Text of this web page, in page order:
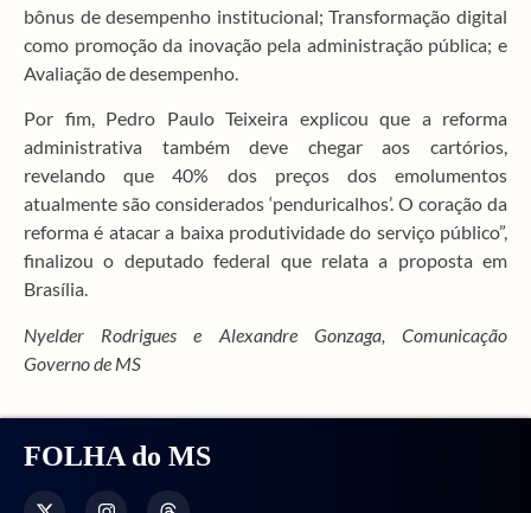
bônus de desempenho institucional; Transformação digital
como promoção da inovação pela administração pública; e
Avaliação de desempenho.
Por fim, Pedro Paulo Teixeira explicou que a reforma
administrativa também deve chegar aos cartórios,
revelando que 40% dos preços dos emolumentos
atualmente são considerados ‘penduricalhos’. O coração da
reforma é atacar a baixa produtividade do serviço público”,
finalizou o deputado federal que relata a proposta em
Brasília.
Nyelder Rodrigues e Alexandre Gonzaga, Comunicação
Governo de MS
FOLHA do MS